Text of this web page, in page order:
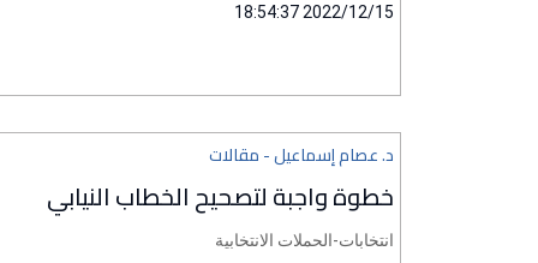
2022/12/15 18:54:37
د. عصام إسماعيل - مقالات
خطوة واجبة لتصحيح الخطاب النيابي
انتخابات-الحملات الانتخابية